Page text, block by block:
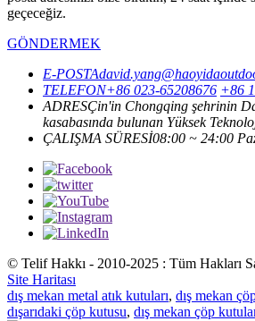
geçeceğiz.
GÖNDERMEK
E-POSTA
TELEFON+86 023-65208676 +86
ADRESÇin'in Chongqing şehrinin
kasabasında bulunan Yüksek
ÇALIŞMA SÜRESİ08:00 ~ 24:00
© Telif Hakkı - 2010-2025 : Tüm Hakları
Site Haritası
dış mekan metal atık kutuları, dış mekan
dışarıdaki çöp kutusu, dış mekan çöp